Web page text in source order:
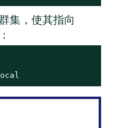
集，使其指向